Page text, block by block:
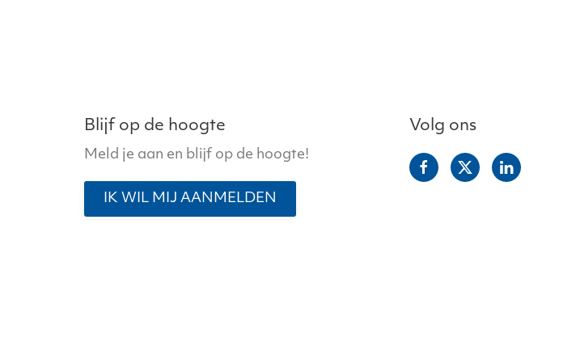
productpagina
Blijf op de hoogte
Meld je aan en blijf op de hoogte!
IK WIL MIJ AANMELDEN
Volg ons